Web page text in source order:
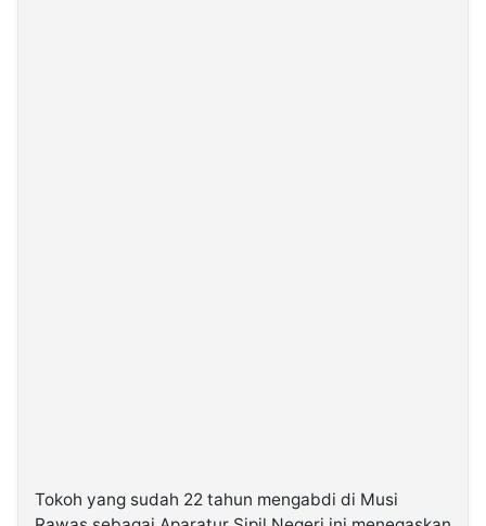
Tokoh yang sudah 22 tahun mengabdi di Musi